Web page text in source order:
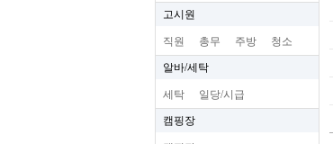
고시원
직원 총무 주방 청소
알바/세탁
세탁 일당/시급
캠핑장